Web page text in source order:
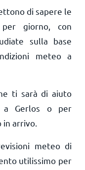
di sapere le
per giorno, con
sulla base
meteo a
ti sarà di aiuto
a Gerlos o per
arrivo.
meteo di
utilissimo per